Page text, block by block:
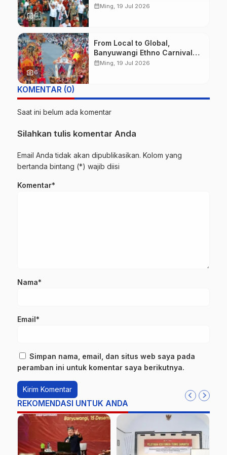
photo_camera6
Budaya, dan Fashion Berkelas
calendar_monthMing, 19 Jul 2026
photo_camera6
From Local to Global,
Banyuwangi Ethno Carnival
Buktikan Budaya Lokal Mampu
calendar_monthMing, 19 Jul 2026
KOMENTAR (0)
Saat ini belum ada komentar
Silahkan tulis komentar Anda
Email Anda tidak akan dipublikasikan. Kolom yang
bertanda bintang (*) wajib diisi
Komentar*
Nama*
Email*
Simpan nama, email, dan situs web saya pada
peramban ini untuk komentar saya berikutnya.
REKOMENDASI UNTUK ANDA